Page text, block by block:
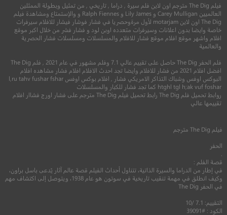
مغامرة●كوميدي●دراما رعب
فيلم The Dig مترجم اون لاين فلم سيرة , دراما , تاريخي , من تمثيل وبطولة الممثلين
العالميين Carey Mulligan و Lily James و Ralph Fiennes و والإستمتاع ومشاهدة فيلم
The Dig اون لاين motarjam لأول مرةوحصريا في فشار فوشار فيشار للافلام سيرفرات
خاصة وايضا بدون اعلانات وسيرفرات متعدده اوبن لود و فشار فشر من خلال اكبر موقع
افلام واشهر موقع افلام موقع فشار للافلام والمسلسلات ومسلسلات فشار الحصرية
والعالمية
فلم الحفر The Dig حاصل على تقييم عالي 7.1 وفلم مشهور في عام 2021 , فلم The Dig
افضل افلام 2021 من فشار للافلام وايضا تجد احدث الافلام افلام فشار مشاهده افلام
البوكس اوفس وشباك التذاكر الامريكي فشار , افلام بوكس اوفس l,ru tahv fushar fshar
htghl tgl h;ak vuf foshar كما تجد فشار للكبار والمسلسلات
روابط تحميل فلم The Dig رابط تحميل فيلم The Dig مترجم على فشار اورج فشاار افلام
تقييمها عالي
فيلم The Digمترجم
الحفر
قصة الفلم :
في إطار من الدراما والسيرة الذاتية، تتناول أحداث الفيلم قصة عالم آثار يُدعى باسل براون،
وكيف انطلق في مهمة تنقيب تاريخية في سوتون هو عام 1938، ويتوصل إلى اكتشاف مهم
في الحفر The Dig
التقييم: 7.1 /10
الكود : #39091